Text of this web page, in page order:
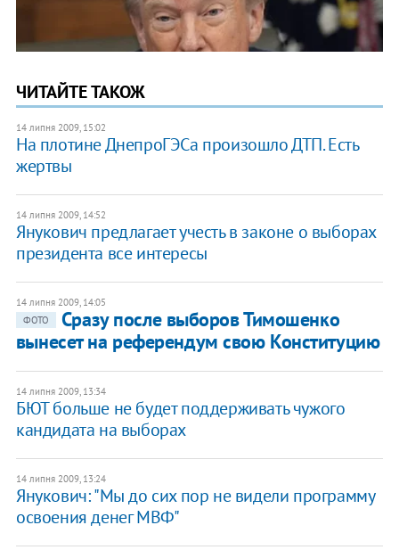
ЧИТАЙТЕ ТАКОЖ
14 липня 2009, 15:02
На плотине ДнепроГЭСа произошло ДТП. Есть
жертвы
14 липня 2009, 14:52
Янукович предлагает учесть в законе о выборах
президента все интересы
14 липня 2009, 14:05
ФОТО
Сразу после выборов Тимошенко
вынесет на референдум свою Конституцию
14 липня 2009, 13:34
БЮТ больше не будет поддерживать чужого
кандидата на выборах
14 липня 2009, 13:24
Янукович: "Мы до сих пор не видели программу
освоения денег МВФ"